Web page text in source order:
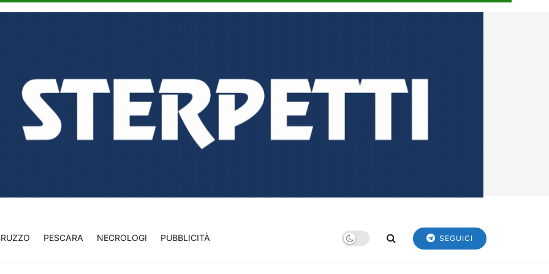
PESCARA NECROLOGI PUBBLICITÀ SEGUICI